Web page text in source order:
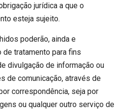
jurídica a que o
esteja sujeito.
poderão, ainda e
tratamento para fins
divulgação de informação ou
de comunicação, através de
correspondência, seja por
ou qualquer outro serviço de